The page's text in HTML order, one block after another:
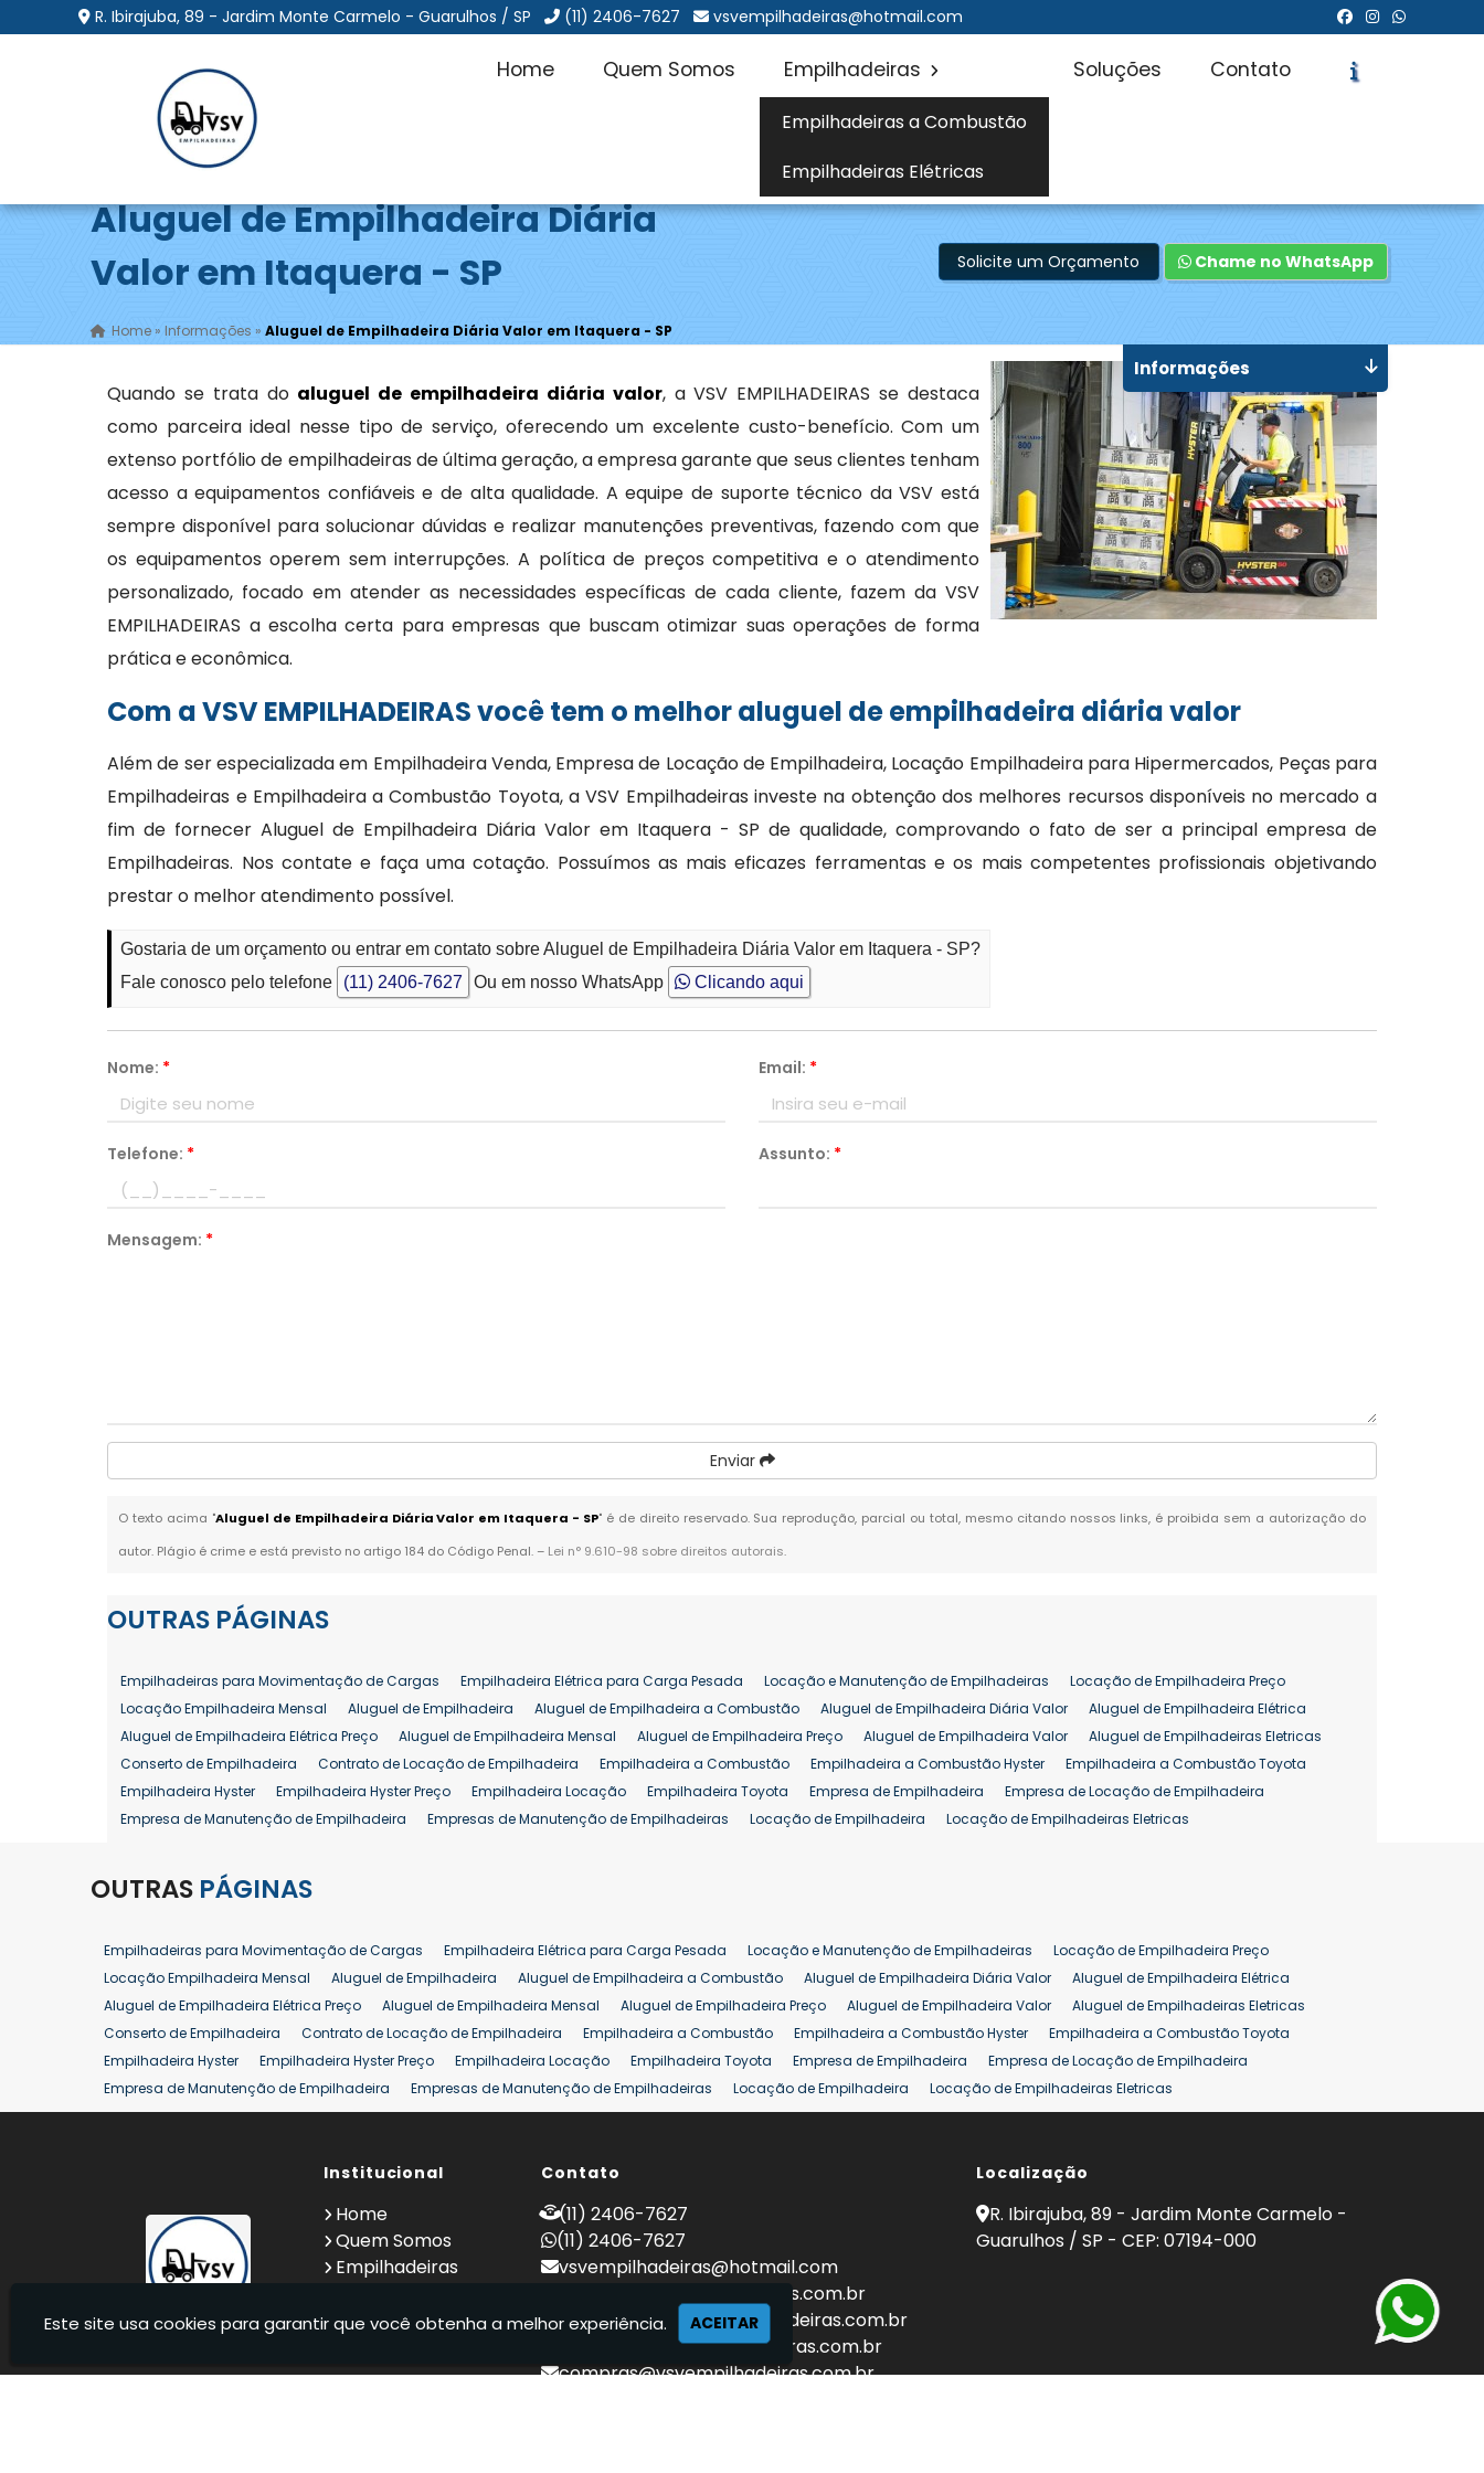
R. Ibirajuba, 89 - Jardim Monte Carmelo - Guarulhos / SP (11) 2406-7627 vsvempilhadeiras@hotmail.com
Home Quem Somos Empilhadeiras
Empilhadeiras a Combustão
Empilhadeiras Elétricas
Soluções Contato
Aluguel de Empilhadeira Diária
Valor em Itaquera - SP
Home »Informações »Aluguel de Empilhadeira Diária Valor em Itaquera - SP
Solicite um Orçamento Chame no WhatsApp
Quando se trata do aluguel de empilhadeira diária valor, a VSV EMPILHADEIRAS se destaca
como parceira ideal nesse tipo de serviço, oferecendo um excelente custo-benefício. Com um
extenso portfólio de empilhadeiras de última geração, a empresa garante que seus clientes tenham
acesso a equipamentos confiáveis e de alta qualidade. A equipe de suporte técnico da VSV está
sempre disponível para solucionar dúvidas e realizar manutenções preventivas, fazendo com que
os equipamentos operem sem interrupções. A política de preços competitiva e o atendimento
personalizado, focado em atender as necessidades específicas de cada cliente, fazem da VSV
EMPILHADEIRAS a escolha certa para empresas que buscam otimizar suas operações de forma
prática e econômica.
Com a VSV EMPILHADEIRAS você tem o melhor aluguel de empilhadeira diária valor
Além de ser especializada em Empilhadeira Venda, Empresa de Locação de Empilhadeira, Locação Empilhadeira para Hipermercados, Peças para
Empilhadeiras e Empilhadeira a Combustão Toyota, a VSV Empilhadeiras investe na obtenção dos melhores recursos disponíveis no mercado a
fim de fornecer Aluguel de Empilhadeira Diária Valor em Itaquera - SP de qualidade, comprovando o fato de ser a principal empresa de
Empilhadeiras. Nos contate e faça uma cotação. Possuímos as mais eficazes ferramentas e os mais competentes profissionais objetivando
prestar o melhor atendimento possível.
Gostaria de um orçamento ou entrar em contato sobre Aluguel de Empilhadeira Diária Valor em Itaquera - SP?
Fale conosco pelo telefone
(11) 2406-7627 Ou em nosso WhatsApp Clicando aqui
Nome: * Email: *
Telefone: * Assunto: *
Mensagem: *
Enviar
O texto acima "Aluguel de Empilhadeira Diária Valor em Itaquera - SP" é de direito reservado. Sua reprodução, parcial ou total, mesmo citando nossos links, é proibida sem a autorização do
autor. Plágio é crime e está previsto no artigo 184 do Código Penal. – Lei n° 9.610-98 sobre direitos autorais.
Informações
OUTRAS PÁGINAS
Empilhadeiras para Movimentação de Cargas Empilhadeira Elétrica para Carga Pesada Locação e Manutenção de Empilhadeiras
Locação de Empilhadeira Preço
Locação Empilhadeira Mensal
Aluguel de Empilhadeira Aluguel de Empilhadeira a Combustão Aluguel de Empilhadeira Diária Valor
Aluguel de Empilhadeira Elétrica
Aluguel de Empilhadeira Elétrica Preço
Aluguel de Empilhadeira Mensal Aluguel de Empilhadeira Preço Aluguel de Empilhadeira Valor
Aluguel de Empilhadeiras Eletricas
Conserto de Empilhadeira
Contrato de Locação de Empilhadeira Empilhadeira a Combustão Empilhadeira a Combustão Hyster
Empilhadeira a Combustão Toyota
Empilhadeira Hyster
Empilhadeira Hyster Preço Empilhadeira Locação Empilhadeira Toyota Empresa de Empilhadeira
Empresa de Locação de Empilhadeira
Empresa de Manutenção de Empilhadeira
Empresas de Manutenção de Empilhadeiras Locação de Empilhadeira
Locação de Empilhadeiras Eletricas
Manutenção em Empilhadeiras
Reforma de Empilhadeira
Aluguel de Empilhadeira 25 ton
Locação de Empilhadeira 25 ton Comprar Empilhadeira 25 ton Empilhadeira a Combustão 25 ton
Preço de Empilhadeira 25 ton
Venda Empilhadeiras 25 ton
OUTRAS PÁGINAS
Empilhadeiras para Movimentação de Cargas Empilhadeira Elétrica para Carga Pesada Locação e Manutenção de Empilhadeiras
Locação de Empilhadeira Preço
Locação Empilhadeira Mensal
Aluguel de Empilhadeira Aluguel de Empilhadeira a Combustão Aluguel de Empilhadeira Diária Valor
Aluguel de Empilhadeira Elétrica
Aluguel de Empilhadeira Elétrica Preço
Aluguel de Empilhadeira Mensal Aluguel de Empilhadeira Preço Aluguel de Empilhadeira Valor
Aluguel de Empilhadeiras Eletricas
Conserto de Empilhadeira
Contrato de Locação de Empilhadeira Empilhadeira a Combustão Empilhadeira a Combustão Hyster
Empilhadeira a Combustão Toyota
Empilhadeira Hyster
Empilhadeira Hyster Preço Empilhadeira Locação Empilhadeira Toyota Empresa de Empilhadeira
Empresa de Locação de Empilhadeira
Empresa de Manutenção de Empilhadeira
Empresas de Manutenção de Empilhadeiras Locação de Empilhadeira
Locação de Empilhadeiras Eletricas
Locação Empilhadeira Hyster
Locação Empilhadeira para Hipermercados Locação Empilhadeira para Mercados
Manutenção de Empilhadeiras
Comprar Empilhadeira Comprar Empilhadeira Elétrica Comprar Empilhadeira Hyster
Locação de Empilhadeira 25 ton
Comprar Empilhadeira 25 ton Empilhadeira a Combustão 25 ton Preço de Empilhadeira 25 ton Venda Empilhadeiras 25 ton
Institucional
Home
Quem Somos
Empilhadeiras
Informações
Contato
(11) 2406-7627
(11) 2406-7627
vsvempilhadeiras@hotmail.com
locacao@vsvempilhadeiras.com.br
manutencao@vsvempilhadeiras.com.br
financeiro@vsvempilhadeiras.com.br
compras@vsvempilhadeiras.com.br
Localização
R. Ibirajuba, 89 - Jardim Monte Carmelo -
Guarulhos / SP - CEP: 07194-000
Este site usa cookies para garantir que você obtenha a melhor experiência. ACEITAR